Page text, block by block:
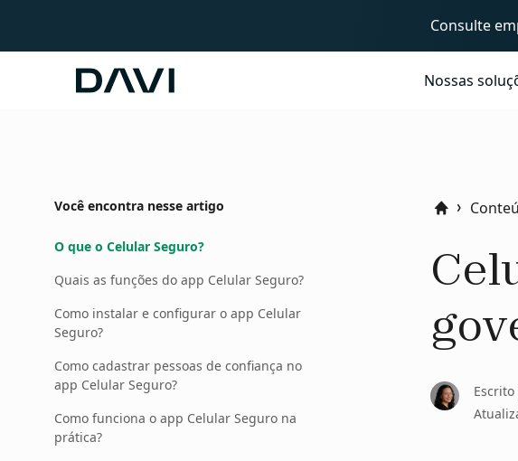
Consulte
Davi Nossas
Você encontra nesse artigo
O que o Celular Seguro?
Quais as funções do app Celular Seguro?
Como instalar e configurar o app Celular
Seguro?
Como cadastrar pessoas de confiança no
app Celular Seguro?
Como funciona o app Celular Seguro na
prática?
Home